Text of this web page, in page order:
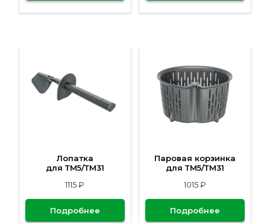
Лопатка
для ТМ5/ТМ31
1115 ₽
Подробнее
Паровая корзинка
для ТМ5/ТМ31
1015 ₽
Подробнее